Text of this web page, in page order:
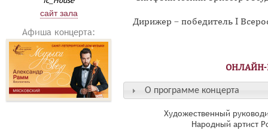
сайт зала
Афиша концерта:
Дирижер – победитель I
О программе концерта
Художественный
Народный артист